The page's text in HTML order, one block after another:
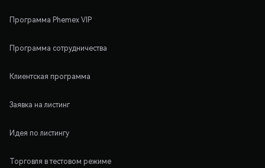
Программа Phemex VIP
Программа сотрудничества
Клиентская программа
Заявка на листинг
Идея по листингу
Торговля в тестовом режиме